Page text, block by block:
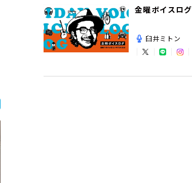
金曜ボイスログ
臼井ミトン